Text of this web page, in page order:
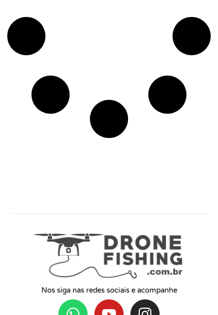
Nos siga nas redes sociais e acompanhe